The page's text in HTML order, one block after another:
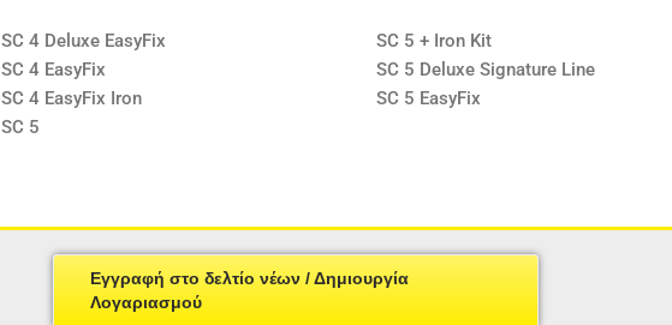
SC 4 Deluxe EasyFix
SC 4 EasyFix
SC 4 EasyFix Iron
SC 5
SC 5 + Iron Kit
SC 5 Deluxe Signature Line
SC 5 EasyFix
Εγγραφή στο δελτίο νέων / Δημιουργία
Λογαριασμού